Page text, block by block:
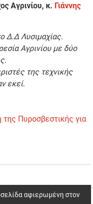
Αγρινίου, κ. Γιάννης
Δ.Δ Λυσιμαχίας.
Αγρινίου με δύο
της τεχνικής
εκεί.
της Πυροσβεστικής για
αφιερωμένη στον